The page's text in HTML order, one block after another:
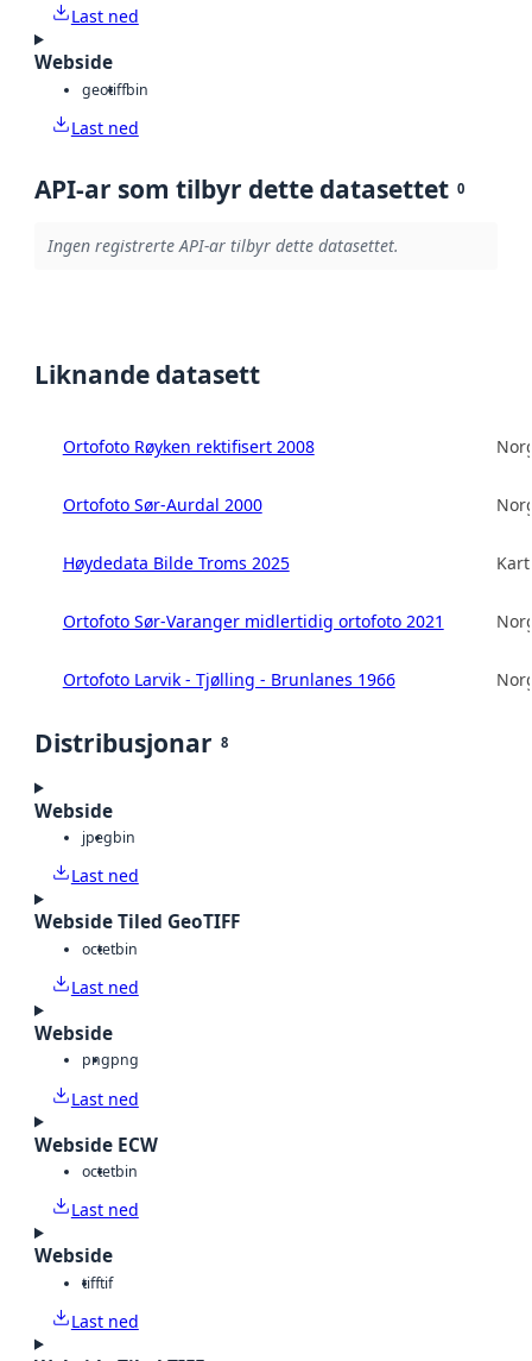
Last ned
Webside
geotiffbin
Last ned
API-ar som tilbyr dette datasettet 0
Ingen registrerte API-ar tilbyr dette datasettet.
Liknande datasett
Ortofoto Røyken rektifisert 2008
Ortofoto Sør-Aurdal 2000
Høydedata Bilde Troms 2025
Ortofoto Sør-Varanger midlertidig ortofoto 2021
Ortofoto Larvik - Tjølling - Brunlanes 1966
Distribusjonar 8
Webside
jpegbin
Last ned
Webside Tiled GeoTIFF
octetbin
Last ned
Webside
pngpng
Last ned
Webside ECW
octetbin
Last ned
Webside
tifftif
Last ned